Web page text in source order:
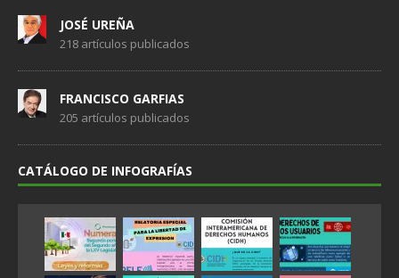
JOSÉ UREÑA
218 artículos publicados
FRANCISCO GARFIAS
205 artículos publicados
CATÁLOGO DE INFOGRAFÍAS